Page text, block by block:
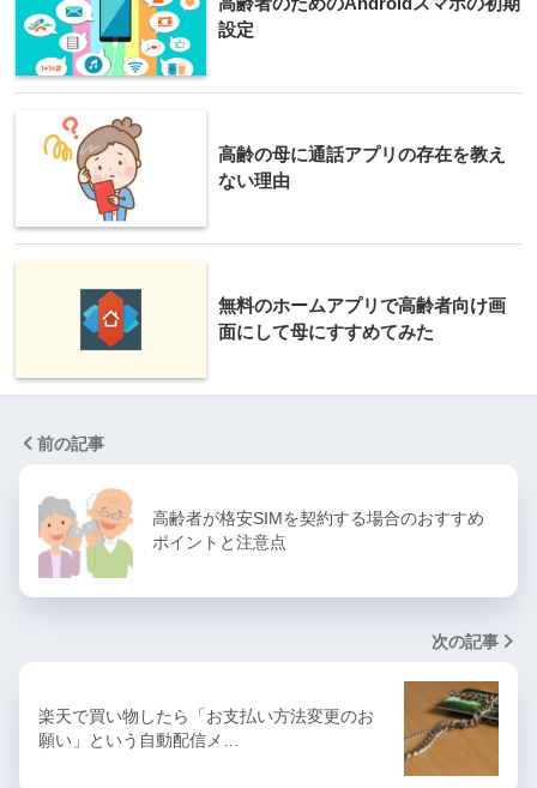
設定
高齢の母に通話アプリの存在を教え
ない理由
無料のホームアプリで高齢者向け画
面にして母にすすめてみた
前の記事
高齢者が格安SIMを契約する場合のおすすめ
ポイントと注意点
次の記事
楽天で買い物したら「お支払い方法変更のお
願い」という自動配信メ…